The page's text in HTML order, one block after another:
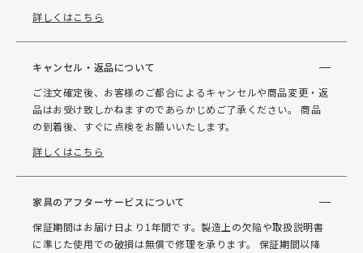
詳しくはこちら
キャンセル・返品について
ご注文確定後、お客様のご都合によるキャンセルや商品変更・返
品はお受け致しかねますのであらかじめご了承ください。 商品
の到着後、すぐに点検をお願いいたします。
詳しくはこちら
家具のアフターサービスについて
保証期間はお届け日より1年間です。製造上の欠陥や取扱説明書
に準じた使用での破損は無償で修理を承ります。 保証期間以降